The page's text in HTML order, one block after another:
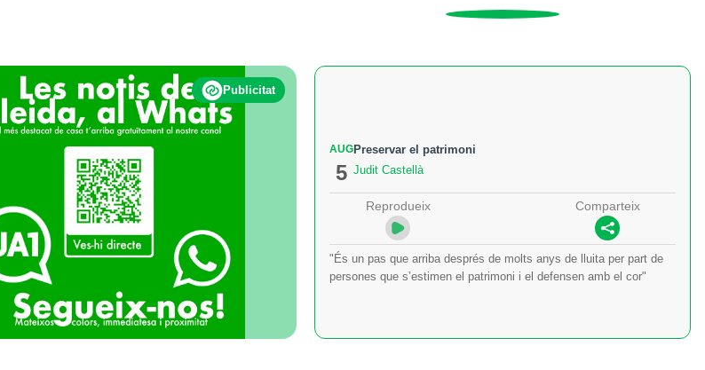
Publicitat
AUG
5
Preservar el patrimoni
Judit Castellà
Reprodueix Comparteix
"És un pas que arriba després de molts anys de lluita per part de
persones que s’estimen el patrimoni i el defensen amb el cor"